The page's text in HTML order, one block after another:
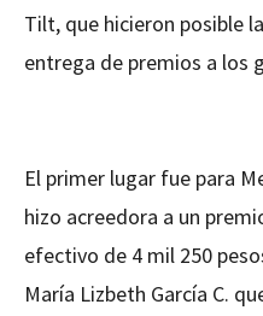
Tilt, que hicieron posible la
entrega de premios a los
El primer lugar fue para
hizo acreedora a un
efectivo de 4 mil 250
María Lizbeth García C.